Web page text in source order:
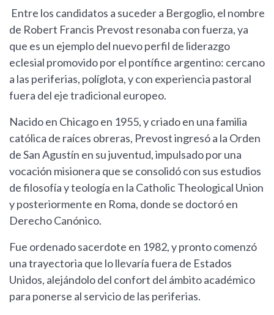
Entre los candidatos a suceder a Bergoglio, el nombre
de Robert Francis Prevost resonaba con fuerza, ya
que es un ejemplo del nuevo perfil de liderazgo
eclesial promovido por el pontífice argentino: cercano
a las periferias, políglota, y con experiencia pastoral
fuera del eje tradicional europeo.
Nacido en Chicago en 1955, y criado en una familia
católica de raíces obreras, Prevost ingresó a la Orden
de San Agustín en su juventud, impulsado por una
vocación misionera que se consolidó con sus estudios
de filosofía y teología en la Catholic Theological Union
y posteriormente en Roma, donde se doctoró en
Derecho Canónico.
Fue ordenado sacerdote en 1982, y pronto comenzó
una trayectoria que lo llevaría fuera de Estados
Unidos, alejándolo del confort del ámbito académico
para ponerse al servicio de las periferias.